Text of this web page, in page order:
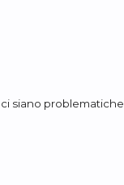
siano